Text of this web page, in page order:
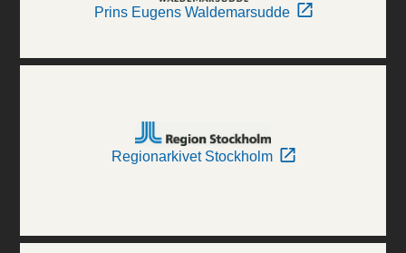
Prins Eugens Waldemarsudde
Regionarkivet Stockholm